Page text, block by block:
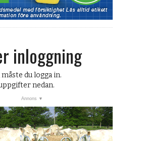
inloggning
du logga in.
nedan.